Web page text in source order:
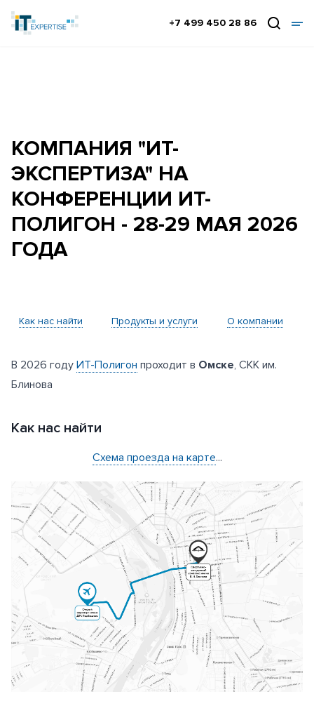
+7 499 450 28 86
КОМПАНИЯ "ИТ-
ЭКСПЕРТИЗА" НА
КОНФЕРЕНЦИИ ИТ-
ПОЛИГОН - 28-29 МАЯ 2026
ГОДА
Как нас найти Продукты и услуги О компании
В 2026 году ИТ-Полигон проходит в Омске, СКК им.
Блинова
Как нас найти
Схема проезда на карте...